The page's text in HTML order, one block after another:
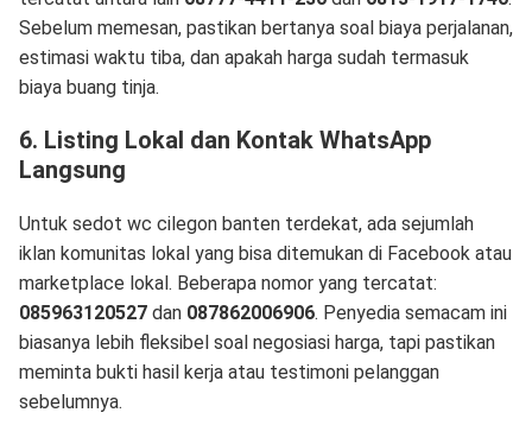
Sebelum memesan, pastikan bertanya soal biaya perjalanan,
estimasi waktu tiba, dan apakah harga sudah termasuk
biaya buang tinja.
6. Listing Lokal dan Kontak WhatsApp
Langsung
Untuk sedot wc cilegon banten terdekat, ada sejumlah
iklan komunitas lokal yang bisa ditemukan di Facebook atau
marketplace lokal. Beberapa nomor yang tercatat:
085963120527dan 087862006906. Penyedia semacam ini
biasanya lebih fleksibel soal negosiasi harga, tapi pastikan
meminta bukti hasil kerja atau testimoni pelanggan
sebelumnya.